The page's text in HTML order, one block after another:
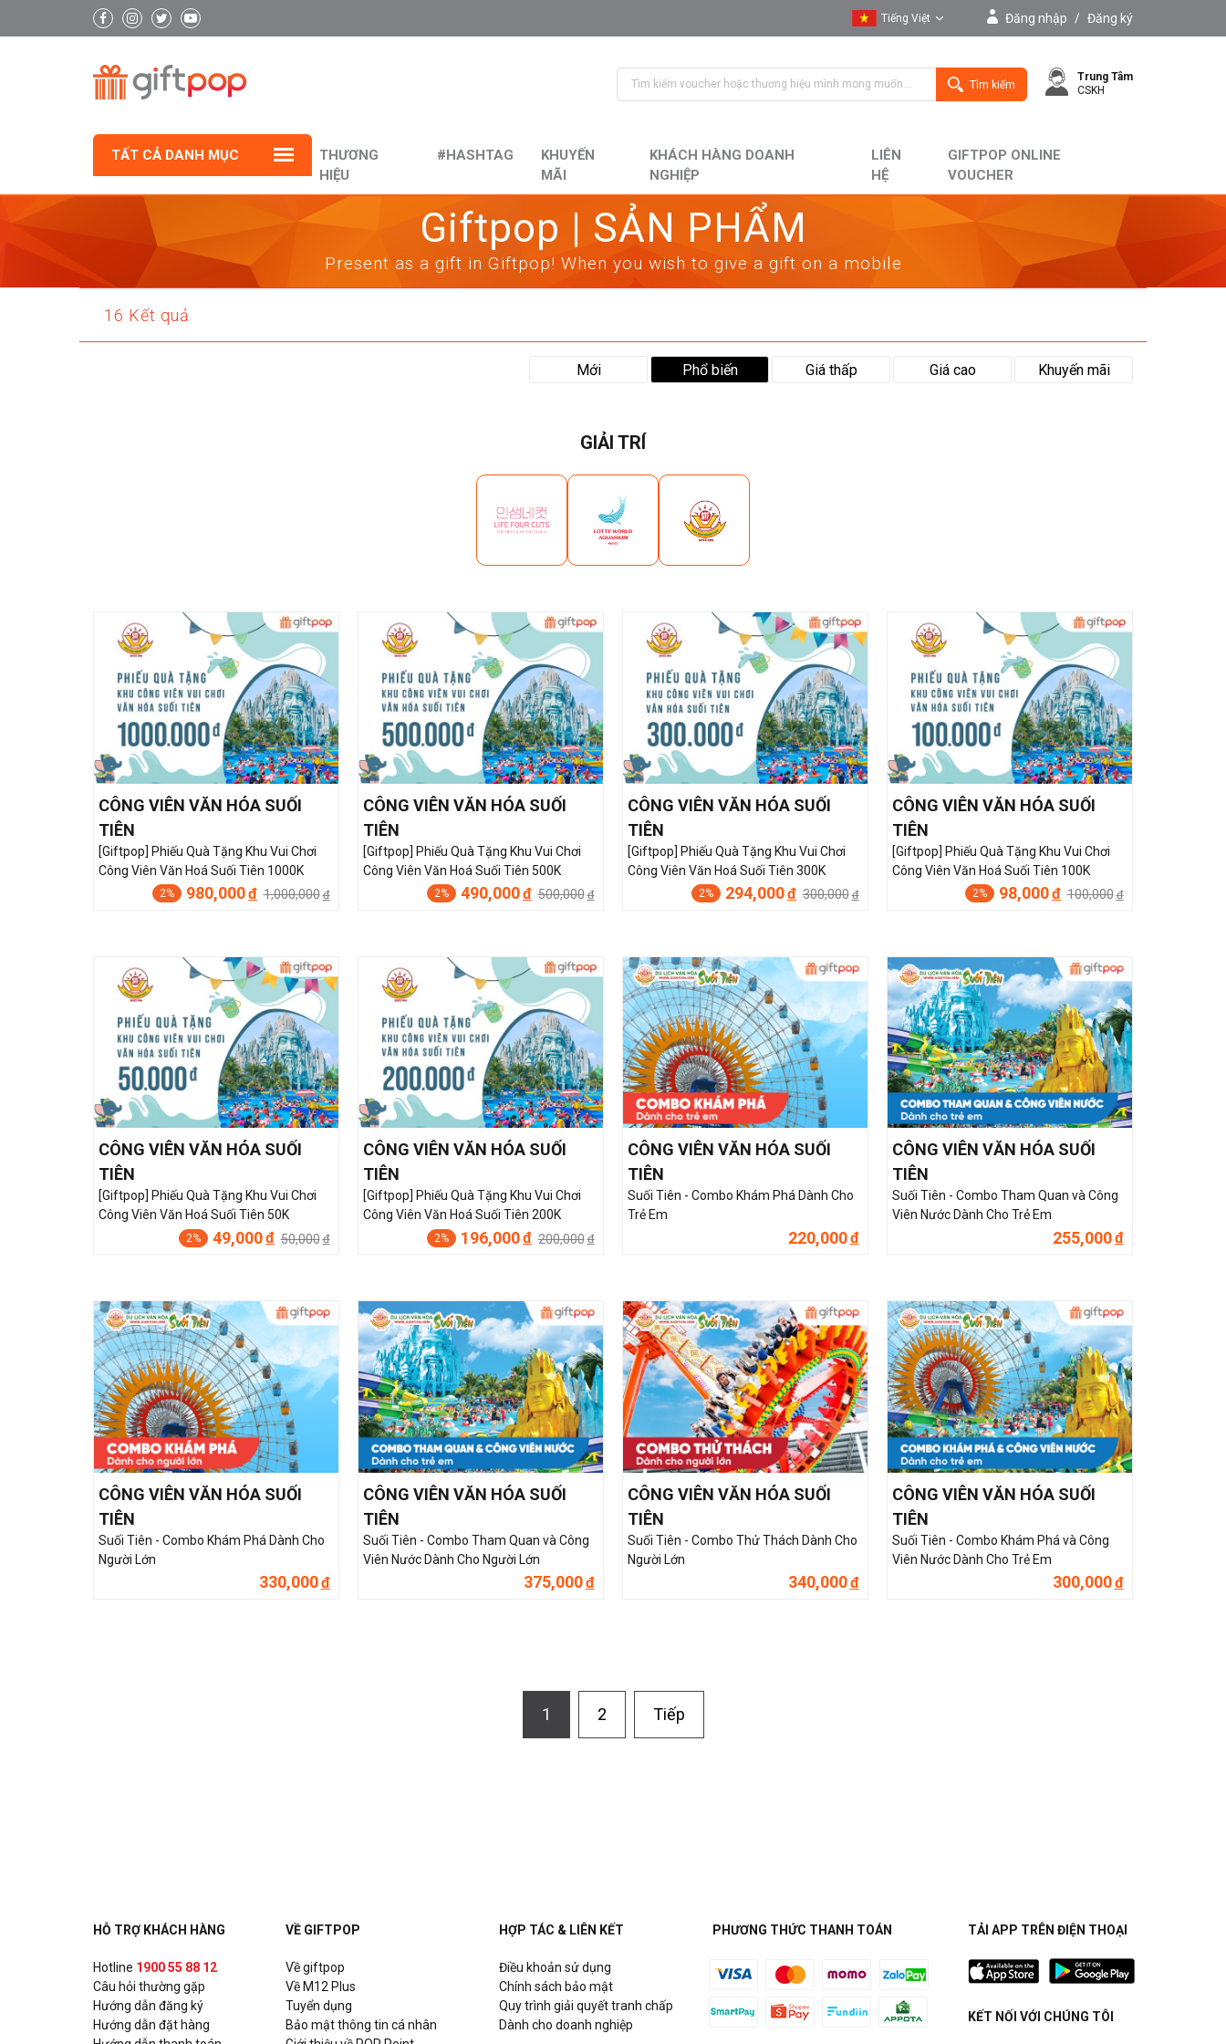
Tiếng Việt
English
Đăng nhập / Đăng ký
Tìm kiếm
Trung Tâm
CSKH
TẤT CẢ DANH MỤC
THƯƠNG
HIỆU
#HASHTAG
KHUYẾN
MÃI
KHÁCH HÀNG DOANH
NGHIỆP
LIÊN
HỆ
GIFTPOP ONLINE
VOUCHER
Giftpop | SẢN PHẨM
Present as a gift in Giftpop! When you wish to give a gift on a mobile
16 Kết quả
Mới Phổ biến Giá thấp Giá cao Khuyến mãi
GIẢI TRÍ
CÔNG VIÊN VĂN HÓA SUỐI
TIÊN
[Giftpop] Phiếu Quà Tặng Khu Vui Chơi
Công Viên Văn Hoá Suối Tiên 1000K
2% 980,000đ 1,000,000 đ
CÔNG VIÊN VĂN HÓA SUỐI
TIÊN
[Giftpop] Phiếu Quà Tặng Khu Vui Chơi
Công Viên Văn Hoá Suối Tiên 500K
2% 490,000đ 500,000 đ
CÔNG VIÊN VĂN HÓA SUỐI
TIÊN
[Giftpop] Phiếu Quà Tặng Khu Vui Chơi
Công Viên Văn Hoá Suối Tiên 300K
2% 294,000đ 300,000 đ
CÔNG VIÊN VĂN HÓA SUỐI
TIÊN
[Giftpop] Phiếu Quà Tặng Khu Vui Chơi
Công Viên Văn Hoá Suối Tiên 100K
2% 98,000đ 100,000 đ
CÔNG VIÊN VĂN HÓA SUỐI
TIÊN
[Giftpop] Phiếu Quà Tặng Khu Vui Chơi
Công Viên Văn Hoá Suối Tiên 50K
2% 49,000đ 50,000 đ
CÔNG VIÊN VĂN HÓA SUỐI
TIÊN
[Giftpop] Phiếu Quà Tặng Khu Vui Chơi
Công Viên Văn Hoá Suối Tiên 200K
2% 196,000đ 200,000 đ
CÔNG VIÊN VĂN HÓA SUỐI
TIÊN
Suối Tiên - Combo Khám Phá Dành Cho
Trẻ Em
220,000đ
CÔNG VIÊN VĂN HÓA SUỐI
TIÊN
Suối Tiên - Combo Tham Quan và Công
Viên Nước Dành Cho Trẻ Em
255,000đ
CÔNG VIÊN VĂN HÓA SUỐI
TIÊN
Suối Tiên - Combo Khám Phá Dành Cho
Người Lớn
330,000đ
CÔNG VIÊN VĂN HÓA SUỐI
TIÊN
Suối Tiên - Combo Tham Quan và Công
Viên Nước Dành Cho Người Lớn
375,000đ
CÔNG VIÊN VĂN HÓA SUỐI
TIÊN
Suối Tiên - Combo Thử Thách Dành Cho
Người Lớn
340,000đ
CÔNG VIÊN VĂN HÓA SUỐI
TIÊN
Suối Tiên - Combo Khám Phá và Công
Viên Nước Dành Cho Trẻ Em
300,000đ
1 2 Tiếp
HỖ TRỢ KHÁCH HÀNG
Hotline 1900 55 88 12
Câu hỏi thường gặp
Hướng dẫn đăng ký
Hướng dẫn đặt hàng
VỀ GIFTPOP
Về giftpop
Về M12 Plus
Tuyển dụng
Bảo mật thông tin cá nhân
HỢP TÁC & LIÊN KẾT
Điều khoản sử dụng
Chính sách bảo mật
Quy trình giải quyết tranh chấp
Dành cho doanh nghiệp
PHƯƠNG THỨC THANH TOÁN TẢI APP TRÊN ĐIỆN THOẠI
KẾT NỐI VỚI CHÚNG TÔI